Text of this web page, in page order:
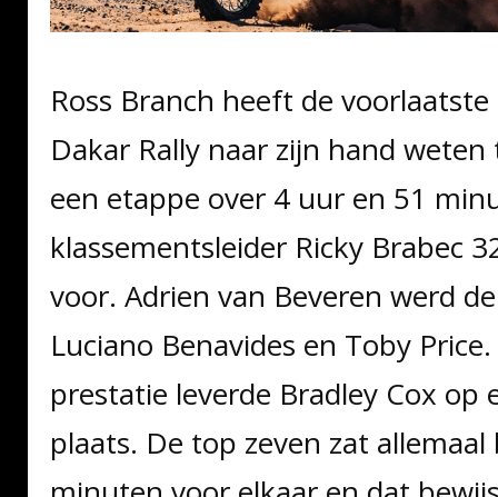
Ross Branch heeft de
Dakar Rally naar zijn hand
een etappe over 4 uur en 51
klassementsleider Ricky Brabec
voor. Adrien van Beveren werd
Luciano Benavides en Toby
prestatie leverde Bradley Cox op
plaats. De top zeven zat